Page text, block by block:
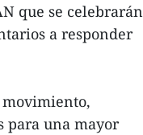
que se celebrarán
a responder
movimiento,
para una mayor